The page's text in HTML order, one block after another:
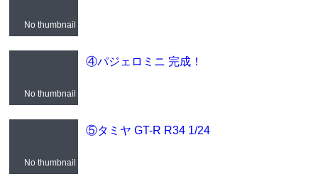
No thumbnail
No thumbnail
④パジェロミニ 完成！
No thumbnail
⑤タミヤ GT-R R34 1/24